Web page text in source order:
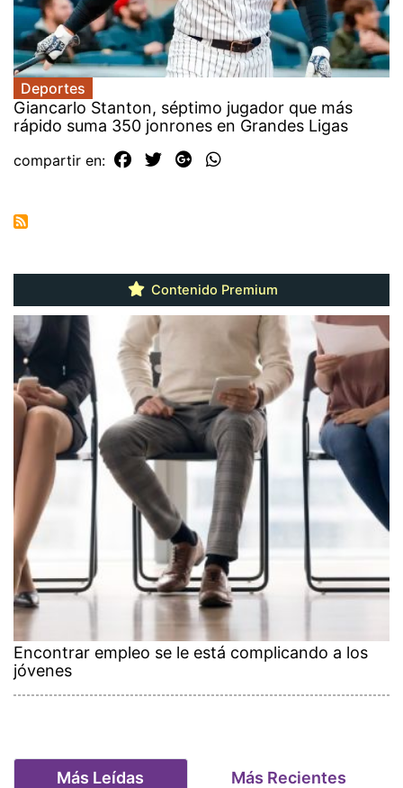
Deportes
Giancarlo Stanton, séptimo jugador que más
rápido suma 350 jonrones en Grandes Ligas
compartir en:
Contenido Premium
Encontrar empleo se le está complicando a los
jóvenes
Más Leídas Más Recientes